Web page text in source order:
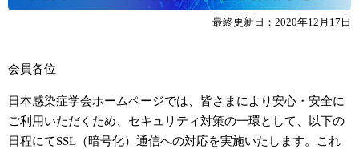
最終更新日：2020年12月17日
会員各位
日本感染症学会ホームページでは、皆さまにより安心・安全に
ご利用いただくため、セキュリティ対策の一環として、以下の
日程にてSSL（暗号化）通信への対応を実施いたします。これ